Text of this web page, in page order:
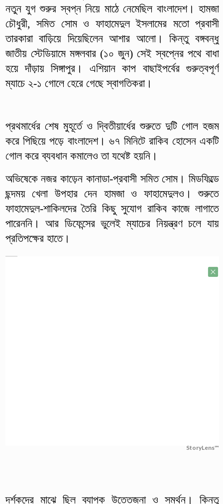
নতুন যুগ শুরুর স্বপ্ন নিয়ে মাঠে নেমেছিল বাংলাদেশ। হামজা
চৌধুরী, সমিত সোম ও ফাহামেদুল ইসলামের মতো প্রবাসী
তারকারা বাড়িয়ে দিয়েছিলেন আশার আলো। কিন্তু বঙ্গবন্ধু
জাতীয় স্টেডিয়ামে মঙ্গলবার (১০ জুন) সেই স্বপ্নের পথে বাধা
হয়ে দাঁড়ায় সিঙ্গাপুর। এশিয়ান কাপ বাছাইপর্বের গুরুত্বপূর্ণ
ম্যাচে ২-১ গোলে হেরে গেছে স্বাগতিকরা।
প্রথমার্ধের শেষ মুহূর্তে ও দ্বিতীয়ার্ধের শুরুতে দুটি গোল হজম
করে পিছিয়ে পড়ে বাংলাদেশ। ৬৭ মিনিটে রাকিব হোসেন একটি
গোল করে ব্যবধান কমালেও তা যথেষ্ট হয়নি।
অভিষেকে নজর কাড়েন কানাডা-প্রবাসী সমিত সোম। মিডফিল্ডে
ছন্দময় খেলা উপহার দেন হামজা ও ফাহামেদুলও। শুরুতে
ফাহামেদুল-শাকিলদের তৈরি কিছু সুযোগ রাকিব কাজে লাগাতে
পারেননি। আর ডিফেন্সের ভুলেই ম্যাচের নিয়ন্ত্রণ চলে যায়
প্রতিপক্ষের হাতে।
StoryLens™
দর্শকদের মাঝে ছিল ব্যাপক উত্তেজনা ও সমর্থন। কিন্তু